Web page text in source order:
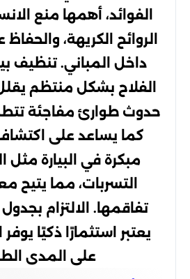
الفوائد، أهمها منع
الروائح الكريهة،
داخل المباني. تنظيف
الفلاح بشكل منتظم
حدوث طوارئ مفاجئة
كما يساعد على
مبكرة في البيارة مثل
التسربات، مما يتيح
تفاقمها. الالتزام
يعتبر استثمارًا ذكيًا
على المدى